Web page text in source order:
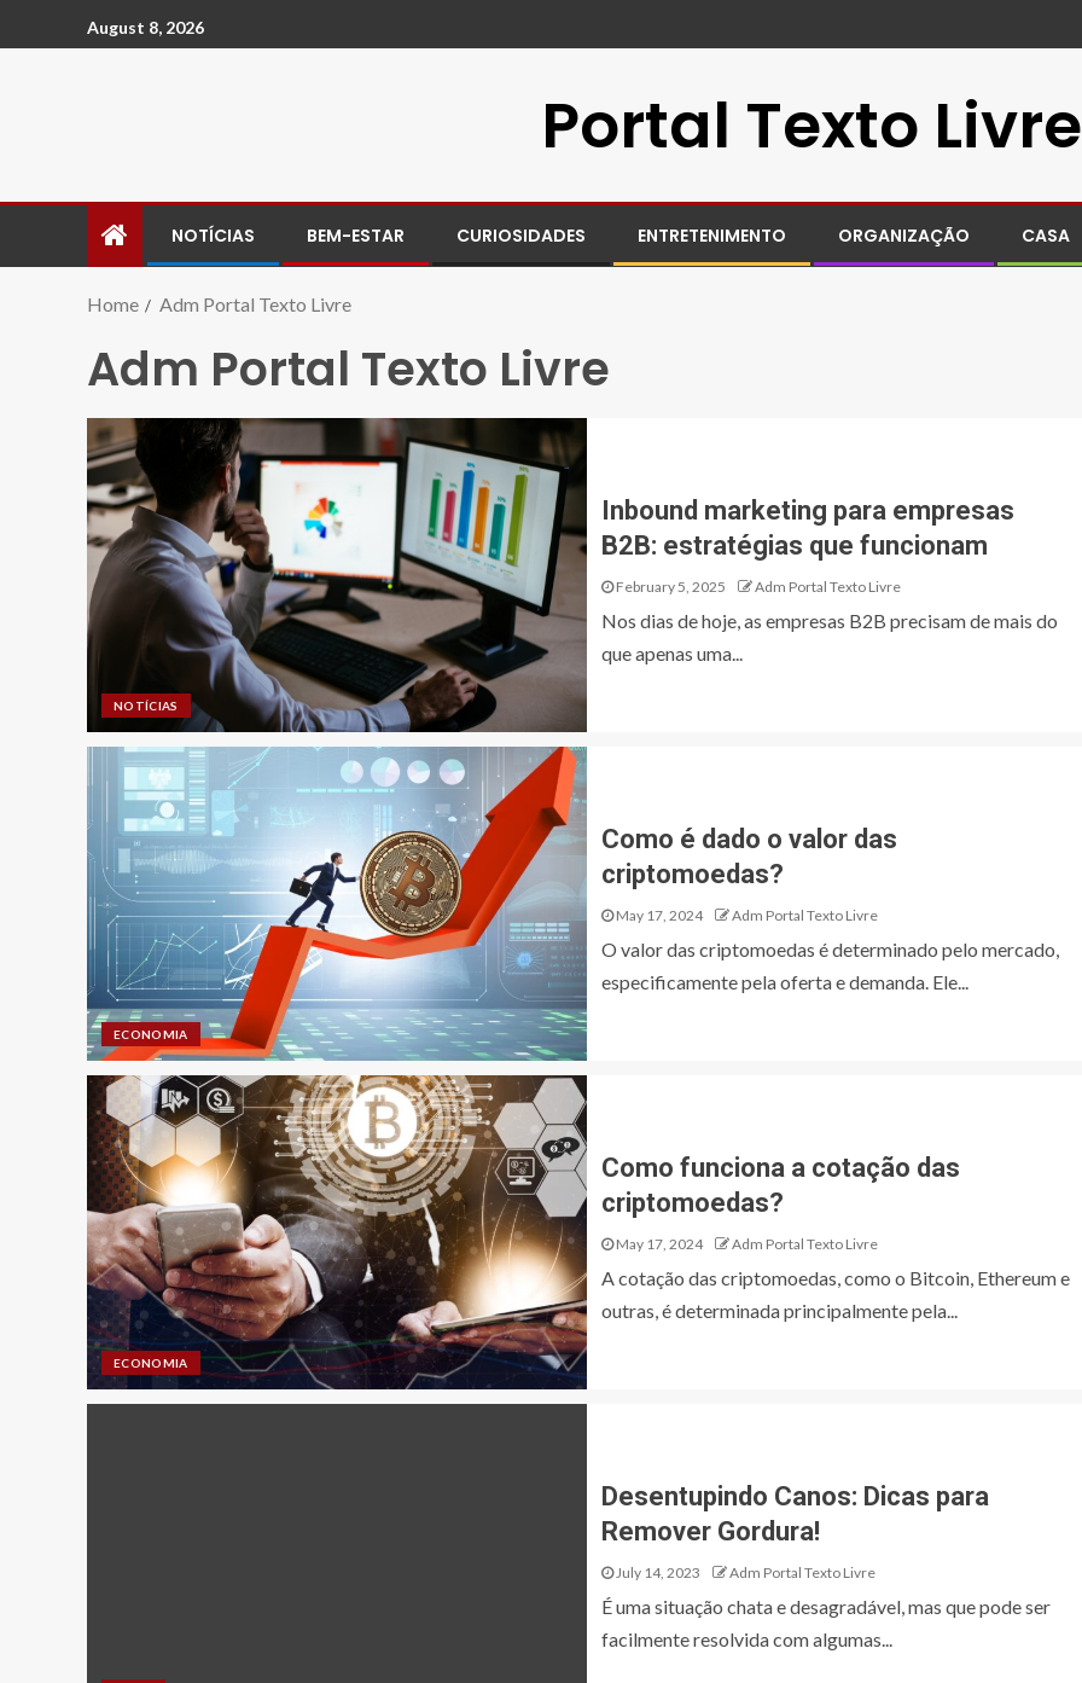
August 8, 2026
Portal Texto Livre
NOTÍCIAS BEM-ESTAR CURIOSIDADES ENTRETENIMENTO ORGANIZAÇÃO CASA
Home Adm Portal Texto Livre
Adm Portal Texto Livre
NOTÍCIAS
Inbound marketing para empresas
B2B: estratégias que funcionam
February 5, 2025 Adm Portal Texto Livre
Nos dias de hoje, as empresas B2B precisam de mais do
que apenas uma...
ECONOMIA
Como é dado o valor das
criptomoedas?
May 17, 2024 Adm Portal Texto Livre
O valor das criptomoedas é determinado pelo mercado,
especificamente pela oferta e demanda. Ele...
ECONOMIA
Como funciona a cotação das
criptomoedas?
May 17, 2024 Adm Portal Texto Livre
A cotação das criptomoedas, como o Bitcoin, Ethereum e
outras, é determinada principalmente pela...
Desentupindo Canos: Dicas para
Remover Gordura!
July 14, 2023 Adm Portal Texto Livre
É uma situação chata e desagradável, mas que pode ser
facilmente resolvida com algumas...